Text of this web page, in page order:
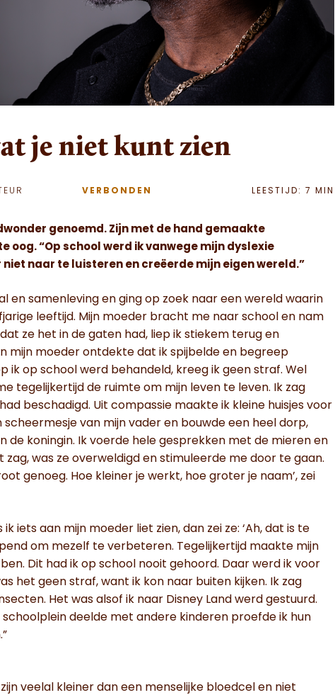
je niet kunt zien
VERBONDEN LEESTIJD: 7 MIN
genoemd. Zijn met de hand gemaakte
“Op school werd ik vanwege mijn dyslexie
naar te luisteren en creëerde mijn eigen wereld.”
en samenleving en ging op zoek naar een wereld waarin
leeftijd. Mijn moeder bracht me naar school en nam
ze het in de gaten had, liep ik stiekem terug en
mijn moeder ontdekte dat ik spijbelde en begreep
ik op school werd behandeld, kreeg ik geen straf. Wel
tegelijkertijd de ruimte om mijn leven te leven. Ik zag
beschadigd. Uit compassie maakte ik kleine huisjes voor
van mijn vader en bouwde een heel dorp,
de koningin. Ik voerde hele gesprekken met de mieren en
zag, was ze overweldigd en stimuleerde me door te gaan.
genoeg. Hoe kleiner je werkt, hoe groter je naam’, zei
iets aan mijn moeder liet zien, dan zei ze: ‘Ah, dat is te
om mezelf te verbeteren. Tegelijkertijd maakte mijn
Dit had ik op school nooit gehoord. Daar werd ik voor
het geen straf, want ik kon naar buiten kijken. Ik zag
Het was alsof ik naar Disney Land werd gestuurd.
deelde met andere kinderen proefde ik hun
veelal kleiner dan een menselijke bloedcel en niet